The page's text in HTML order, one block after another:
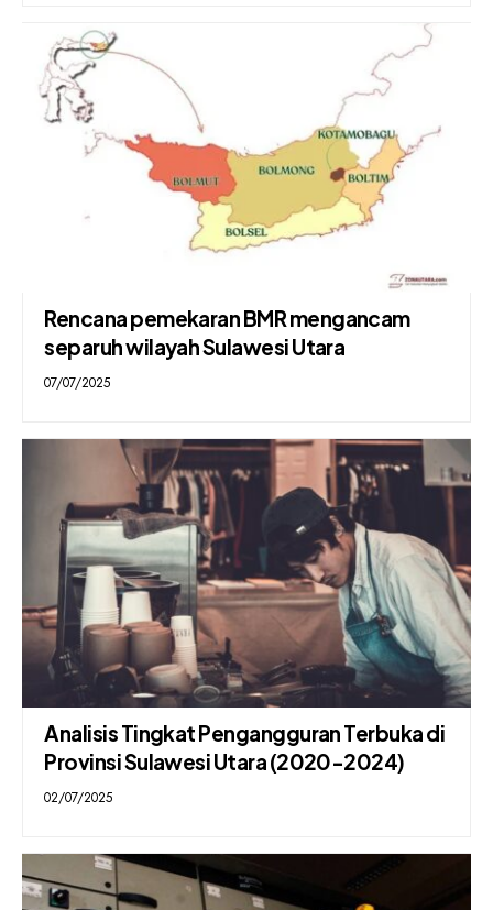
Rencana pemekaran BMR mengancam
separuh wilayah Sulawesi Utara
07/07/2025
Analisis Tingkat Pengangguran Terbuka di
Provinsi Sulawesi Utara (2020-2024)
02/07/2025